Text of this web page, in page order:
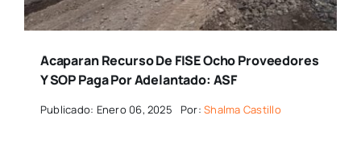
Acaparan Recurso De FISE Ocho Proveedores
Y SOP Paga Por Adelantado: ASF
Publicado: Enero 06, 2025 Por:Shalma Castillo